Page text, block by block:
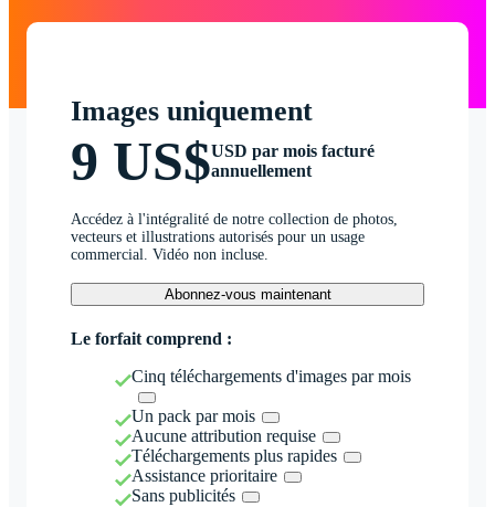
Images uniquement
9 US$USD par mois facturé
annuellement
Accédez à l'intégralité de notre collection de photos,
vecteurs et illustrations autorisés pour un usage
commercial. Vidéo non incluse.
Abonnez-vous maintenant
Le forfait comprend :
Cinq téléchargements d'images par mois
Un pack par mois
Aucune attribution requise
Téléchargements plus rapides
Assistance prioritaire
Sans publicités